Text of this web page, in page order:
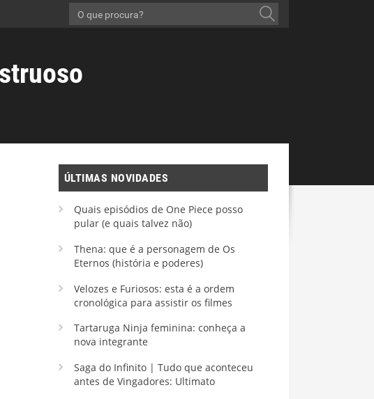
ÚLTIMAS NOVIDADES
Quais episódios de One Piece posso
pular (e quais talvez não)
Thena: que é a personagem de Os
Eternos (história e poderes)
Velozes e Furiosos: esta é a ordem
cronológica para assistir os filmes
Tartaruga Ninja feminina: conheça a
nova integrante
Saga do Infinito | Tudo que aconteceu
antes de Vingadores: Ultimato